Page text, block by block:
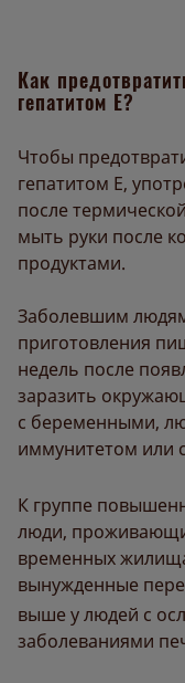
Как
гепатитом Е?
Чтобы
гепатитом Е,
после
мыть руки после
продуктами.
Заболевшим
приготовления
недель после
заразить
с беременными,
иммунитетом или
К группе
люди,
временных
вынужденные
выше у людей с
заболеваниями